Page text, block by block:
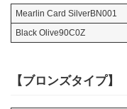
Mearlin Card SilverBN001
Black Olive90C0Z
【ブロンズタイプ】